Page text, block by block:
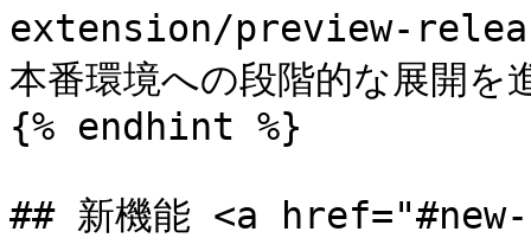
extension/preview-
本番環境への段階的な展開を
{% endhint %}
## 新機能 <a